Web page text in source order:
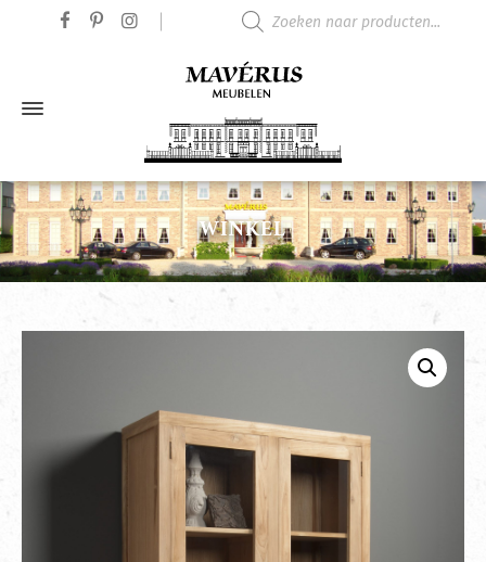
WINKEL